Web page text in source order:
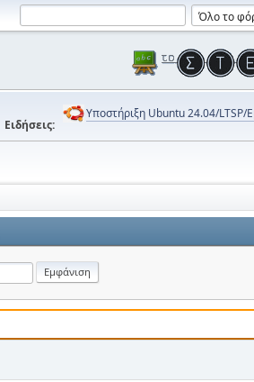
Ειδήσεις:
Υποστήριξη Ubuntu 24.04/LTSP/